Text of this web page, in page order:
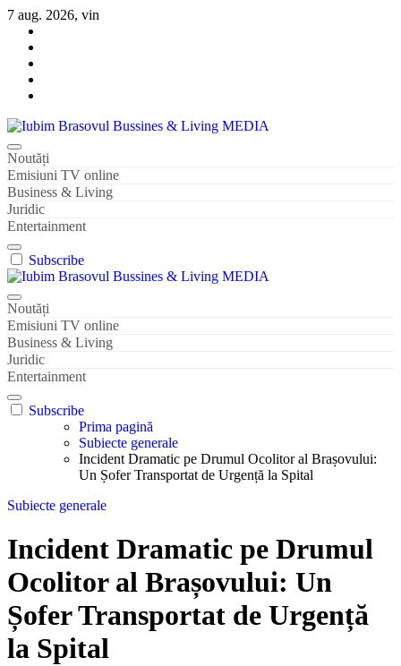
Sari
conținut
7 aug. 2026, vin
Iubim Brasovul Bussines & Living MEDIA
Din pasiune și dragoste pentru Brașoveni
Noutăți
Emisiuni TV online
Business & Living
Juridic
Entertainment
Subscribe
Iubim Brasovul Bussines & Living MEDIA
Din pasiune și dragoste pentru Brașoveni
Noutăți
Emisiuni TV online
Business & Living
Juridic
Entertainment
Subscribe
Prima pagină
Subiecte generale
Incident Dramatic pe Drumul Ocolitor al Brașovului:
Un Șofer Transportat de Urgență la Spital
Subiecte generale
Incident Dramatic pe Drumul
Ocolitor al Brașovului: Un
Șofer Transportat de Urgență
la Spital